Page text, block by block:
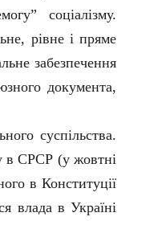
соціалізму.
рівне і пряме
забезпечення
документа,
суспільства.
в СРСР (у жовтні
в Конституції
влада в Україні